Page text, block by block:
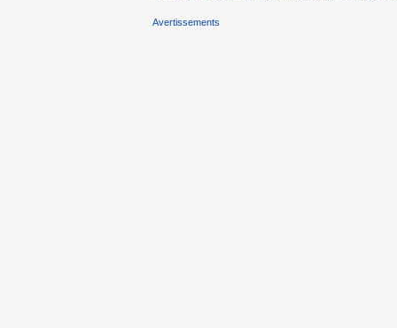
Avertissements